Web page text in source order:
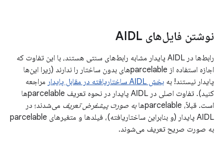
نوشتن فایل‌های AIDL
رابط‌ها در AIDL پایدار مشابه رابط‌های سنتی هستند، با این تفاوت که
اجازه استفاده از parcelableهای بدون ساختار را ندارند (زیرا این‌ها
پایدار نیستند! به بخش AIDL ساختاریافته در مقابل پایدار
مراجعه
کنید). تفاوت اصلی در AIDL پایدار در نحوه تعریف parcelableها
است. قبلاً، parcelableها
به صورت پیشفرض تعریف می‌شدند؛ در
AIDL پایدار (و بنابراین ساختاریافته)، فیلدها و متغیرهای parcelable
به صورت صریح تعریف می‌شوند.